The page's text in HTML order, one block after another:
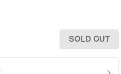
SOLD OUT